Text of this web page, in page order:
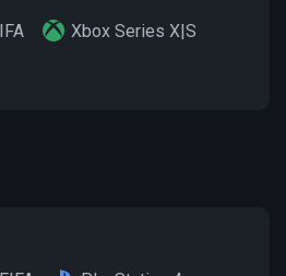
Xbox Series X|S